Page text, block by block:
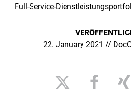
Full-Service-
22. January 2021 //